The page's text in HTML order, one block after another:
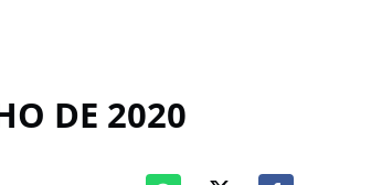
DE 2020